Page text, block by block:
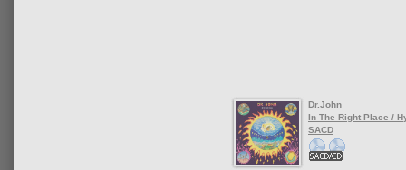
Dr.John
In The Right Place /
SACD